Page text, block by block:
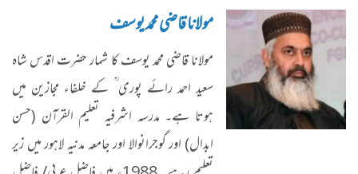
مولانا قاضی محمد یوسف
مولانا قاضی محمد یوسف کا شمار حضرت اقدس شاہ
سعید احمد رائے پوری ؒ کے خلفاء مجازین میں
ہوتا ہے۔ مدرسہ اشرفیہ تعلیم القرآن (حسن
ابدال) اور گوجرانوالا اور جامعہ مدنیہ لاہور میں زیر